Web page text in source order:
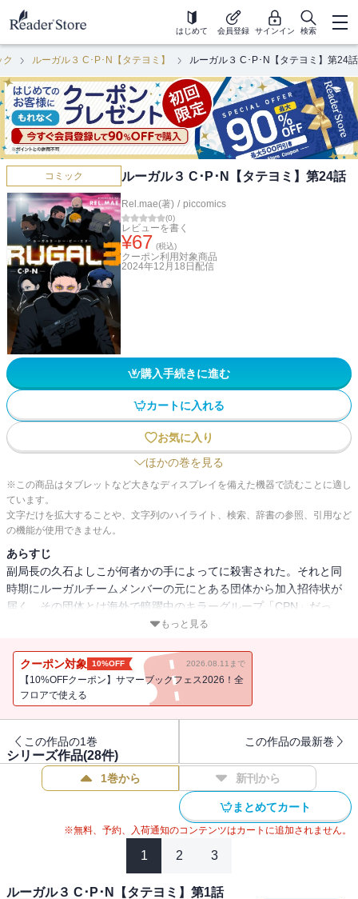
はじめて 会員登録 サインイン 検索
ク ルーガル３ C･P･N【タテヨミ】 ルーガル３ C･P･N【タテヨミ】第24話
コミック ルーガル３ C･P･N【タテヨミ】第24話
Rel.mae(著) / piccomics
(0)
レビューを書く
¥67 (税込)
クーポン利用対象商品
2024年12月18日 配信
購入手続きに進む
カートに入れる
お気に入り
ほかの巻を見る
※この商品はタブレットなど大きなディスプレイを備えた機器で読むことに適し
ています。
文字だけを拡大することや、文字列のハイライト、検索、辞書の参照、引用など
の機能が使用できません。
あらすじ
副局長の久石よしこが何者かの手によってに殺害された。それと同
時期にルーガルチームメンバーの元にとある団体から加入招待状が
届く。その団体とは海外で暗躍中のキラーグループ「CPN」だっ
た。CPNは赤蟻撲滅後の日本に進出を企てており、本格的な進出を
のだった。果たしてルーガルチーム、そして桐谷の運命やいか
に…!? 世に蔓延る悪と人間兵器の死闘を描くサイエンスアクション
ストーリー第三弾！
もっと見る
クーポン対象 10%OFF 2026.08.11まで
【10%OFFクーポン】サマーブックフェス2026！全
フロアで使える
この作品の1巻 この作品の最新巻
シリーズ作品(28件)
1巻から 新刊から
まとめてカート
※無料、予約、入荷通知のコンテンツはカートに追加されません。
1 2 3
ルーガル３ C･P･N【タテヨミ】第1話